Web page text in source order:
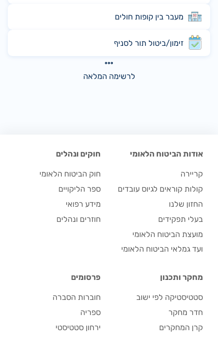
מעבר בין קופות חולים
זימון/ביטול תור לסניף
לרשימה המלאה
אודות הביטוח הלאומי
קריירה
קולות קוראים לגיוס עובדים
החזון שלנו
בעלי תפקידים
מועצת הביטוח הלאומי
ועד גמלאי הביטוח הלאומי
חוקים ונהלים
חוק הביטוח הלאומי
ספר הליקויים
מידע רפואי
חוזרים ונהלים
מחקר ותכנון
סטטיסטיקה לפי ישוב
חדר מחקר
קרן המחקרים
פרסומים
חוברות הסברה
ספריה
ירחון סטטיסטי